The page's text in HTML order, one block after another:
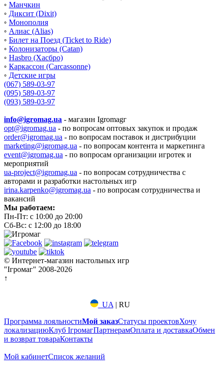
◦ Манчкин
◦ Диксит (Dixit)
◦ Монополия
◦ Алиас (Alias)
◦ Билет на Поезд (Ticket to Ride)
◦ Колонизаторы (Catan)
◦ Hasbro (Хасбро)
◦ Каркассон (Carcassonne)
◦ Детские игры
(067) 589-03-97
(095) 589-03-97
(093) 589-03-97
info@igromag.ua - магазин Igromagг
opt@igromag.ua - по вопросам оптовых закупок и продаж
order@igromag.ua - по вопросам поставок и дистрибуции
marketing@igromag.ua - по вопросам контента и маркетинга
event@igromag.ua - по вопросам организации игротек и
мероприятий
ua-project@igromag.ua - по вопросам сотрудничества с
авторами и разработки настольных игр
irina.karpenko@igromag.ua - по вопросам сотрудничества и
вакансий
Мы работаем:
Пн-Пт: с 10:00 до 20:00
Сб-Вс: с 12:00 до 18:00
© Интернет-магазин настольных игр
"Ігромаг" 2008-2026
↑
UA | RU
Программа лояльностиМой заказСтатусы проектовХочу
локализациюКлуб ІгромагПартнерамОплата и доставкаОбмен
и возврат товараКонтакты
Мой кабинетСписок желаний